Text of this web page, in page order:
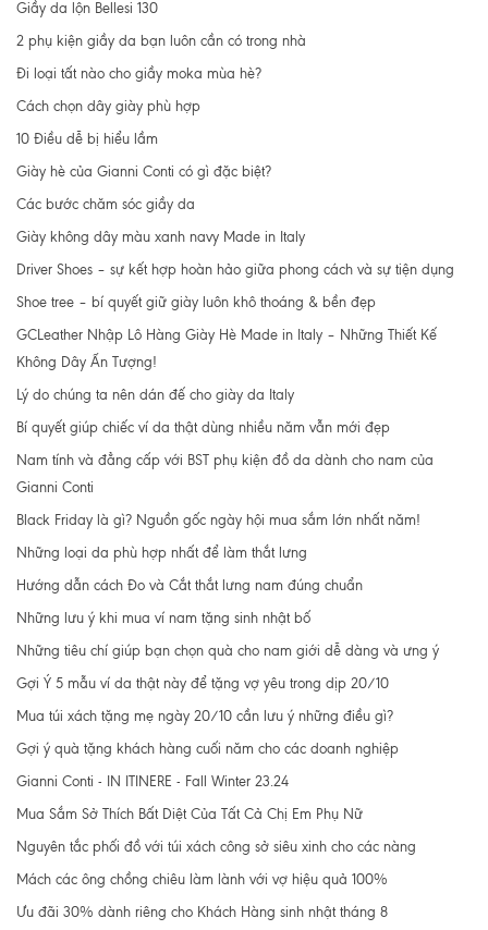
Giầy da lộn Bellesi 130
2 phụ kiện giầy da bạn luôn cần có trong nhà
Đi loại tất nào cho giầy moka mùa hè?
Cách chọn dây giày phù hợp
10 Điều dễ bị hiểu lầm
Giày hè của Gianni Conti có gì đặc biệt?
Các bước chăm sóc giầy da
Giày không dây màu xanh navy Made in Italy
Driver Shoes – sự kết hợp hoàn hảo giữa phong cách và sự tiện dụng
Shoe tree – bí quyết giữ giày luôn khô thoáng & bền đẹp
GCLeather Nhập Lô Hàng Giày Hè Made in Italy – Những Thiết Kế
Không Dây Ấn Tượng!
Lý do chúng ta nên dán đế cho giày da Italy
Bí quyết giúp chiếc ví da thật dùng nhiều năm vẫn mới đẹp
Nam tính và đẳng cấp với BST phụ kiện đồ da dành cho nam của
Gianni Conti
Black Friday là gì? Nguồn gốc ngày hội mua sắm lớn nhất năm!
Những loại da phù hợp nhất để làm thắt lưng
Hướng dẫn cách Đo và Cắt thắt lưng nam đúng chuẩn
Những lưu ý khi mua ví nam tặng sinh nhật bố
Những tiêu chí giúp bạn chọn quà cho nam giới dễ dàng và ưng ý
Gợi Ý 5 mẫu ví da thật này để tặng vợ yêu trong dịp 20/10
Mua túi xách tặng mẹ ngày 20/10 cần lưu ý những điều gì?
Gợi ý quà tặng khách hàng cuối năm cho các doanh nghiệp
Gianni Conti - IN ITINERE - Fall Winter 23.24
Mua Sắm Sở Thích Bất Diệt Của Tất Cả Chị Em Phụ Nữ
Nguyên tắc phối đồ với túi xách công sở siêu xinh cho các nàng
Mách các ông chồng chiêu làm lành với vợ hiệu quả 100%
Ưu đãi 30% dành riêng cho Khách Hàng sinh nhật tháng 8